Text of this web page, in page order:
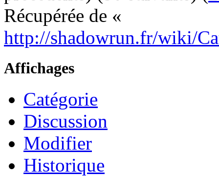
Récupérée de «
http://shadowrun.fr/wiki/
Affichages
Catégorie
Discussion
Modifier
Historique